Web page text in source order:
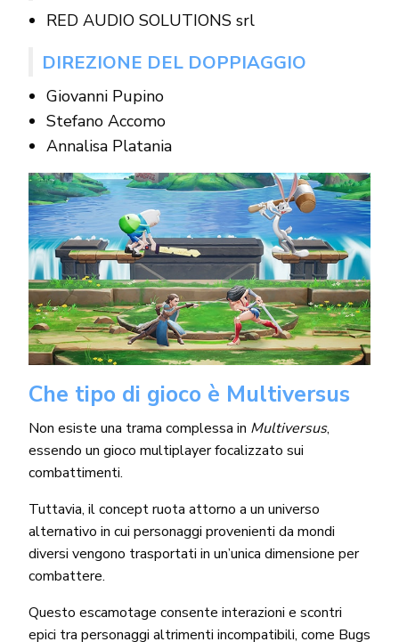
RED AUDIO SOLUTIONS srl
DIREZIONE DEL DOPPIAGGIO
Giovanni Pupino
Stefano Accomo
Annalisa Platania
Che tipo di gioco è Multiversus
Non esiste una trama complessa in Multiversus,
essendo un gioco multiplayer focalizzato sui
combattimenti.
Tuttavia, il concept ruota attorno a un universo
alternativo in cui personaggi provenienti da mondi
diversi vengono trasportati in un’unica dimensione per
combattere.
Questo escamotage consente interazioni e scontri
epici tra personaggi altrimenti incompatibili, come Bugs